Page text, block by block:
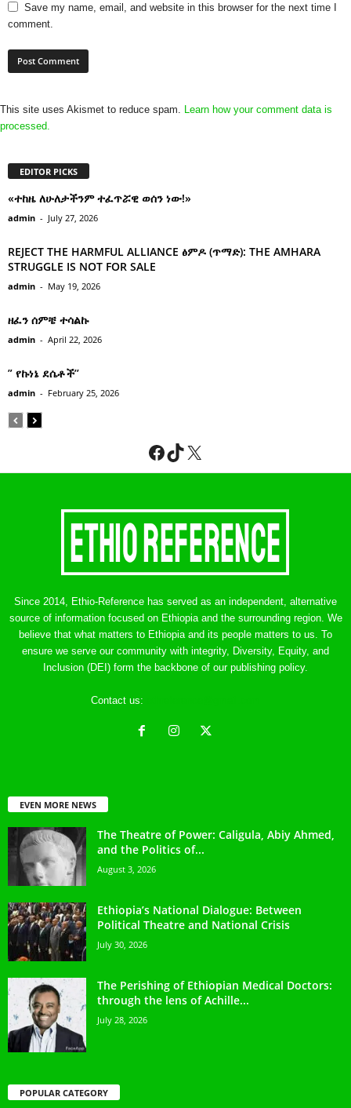
Save my name, email, and website in this browser for the next time I
comment.
This site uses Akismet to reduce spam. Learn how your comment data is
processed.
EDITOR PICKS
«ተከዜ ለሁለታችንም ተፈጥሯዊ ወሰን ነው!»
admin - July 27, 2026
REJECT THE HARMFUL ALLIANCE ፅምዶ (ጥማድ): THE AMHARA
STRUGGLE IS NOT FOR SALE
admin - May 19, 2026
ዘፈን ሰምቼ ተሳልኩ
admin - April 22, 2026
” የኩነኔ ደሴቶች’’
admin - February 25, 2026
Facebook
TikTok
X
Since 2014, Ethio-Reference has served as an independent, alternative
source of information focused on Ethiopia and the surrounding region. We
believe that what matters to Ethiopia and its people matters to us. To
ensure we serve our community with integrity, Diversity, Equity, and
Inclusion (DEI) form the backbone of our publishing policy.
Contact us:
EVEN MORE NEWS
The Theatre of Power: Caligula, Abiy Ahmed,
and the Politics of...
August 3, 2026
Ethiopia’s National Dialogue: Between
Political Theatre and National Crisis
July 30, 2026
The Perishing of Ethiopian Medical Doctors:
through the lens of Achille...
July 28, 2026
POPULAR CATEGORY